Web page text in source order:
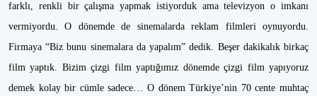
farklı, renkli bir çalışma yapmak istiyorduk ama televizyon o imkanı
vermiyordu. O dönemde de sinemalarda reklam filmleri oynuyordu.
Firmaya “Biz bunu sinemalara da yapalım” dedik. Beşer dakikalık birkaç
film yaptık. Bizim çizgi film yaptığımız dönemde çizgi film yapıyoruz
demek kolay bir cümle sadece… O dönem Türkiye’nin 70 cente muhtaç